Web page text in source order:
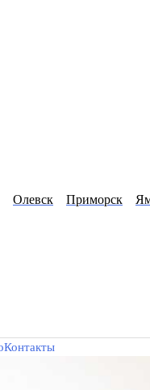
Олевск Приморск
Контакты